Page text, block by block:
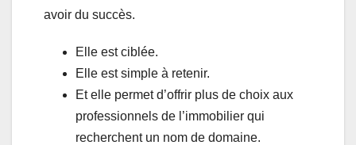
avoir du succès.
Elle est ciblée.
Elle est simple à retenir.
Et elle permet d’offrir plus de choix aux
professionnels de l’immobilier qui
recherchent un nom de domaine.